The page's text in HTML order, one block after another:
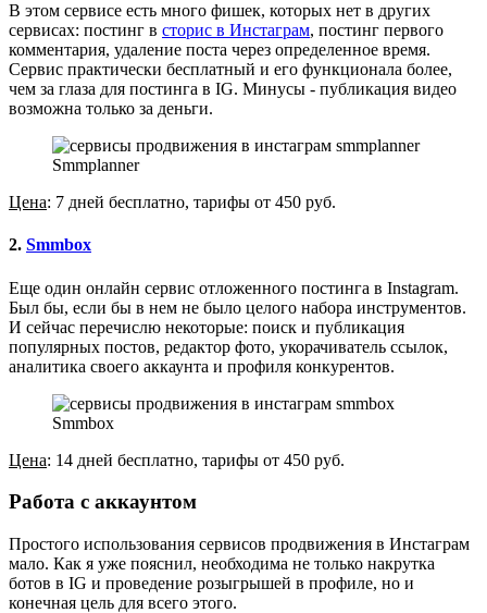
В этом сервисе есть много фишек, которых нет в других
сервисах: постинг в сторис в Инстаграм, постинг первого
комментария, удаление поста через определенное время.
Сервис практически бесплатный и его функционала более,
чем за глаза для поcтинга в IG. Минусы - публикация видео
возможна только за деньги.
Smmplanner
Цена: 7 дней бесплатно, тарифы от 450 руб.
2. Smmbox
Еще один онлайн сервис отложенного постинга в Instagram.
Был бы, если бы в нем не было целого набора инструментов.
И сейчас перечислю некоторые: поиск и публикация
популярных постов, редактор фото, укорачиватель ссылок,
аналитика своего аккаунта и профиля конкурентов.
Smmbox
Цена: 14 дней бесплатно, тарифы от 450 руб.
Работа с аккаунтом
Простого использования сервисов продвижения в Инстаграм
мало. Как я уже пояснил, необходима не только накрутка
ботов в IG и проведение розыгрышей в профиле, но и
конечная цель для всего этого.